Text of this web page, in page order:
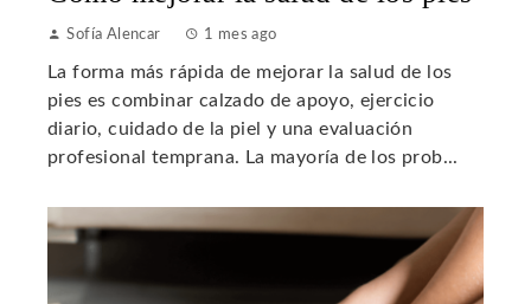
Sofía Alencar 1 mes ago
La forma más rápida de mejorar la salud de los
pies es combinar calzado de apoyo, ejercicio
diario, cuidado de la piel y una evaluación
profesional temprana. La mayoría de los prob...